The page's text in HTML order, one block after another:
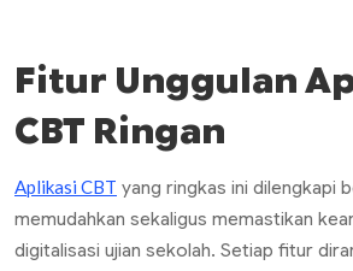
Fitur Unggulan
CBT Ringan
Aplikasi CBT yang ringkas ini dilengkapi
memudahkan sekaligus memastikan
digitalisasi ujian sekolah. Setiap fitur